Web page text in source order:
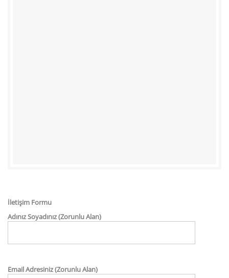
İletişim Formu
Adınız Soyadınız (Zorunlu Alan)
Email Adresiniz (Zorunlu Alan)